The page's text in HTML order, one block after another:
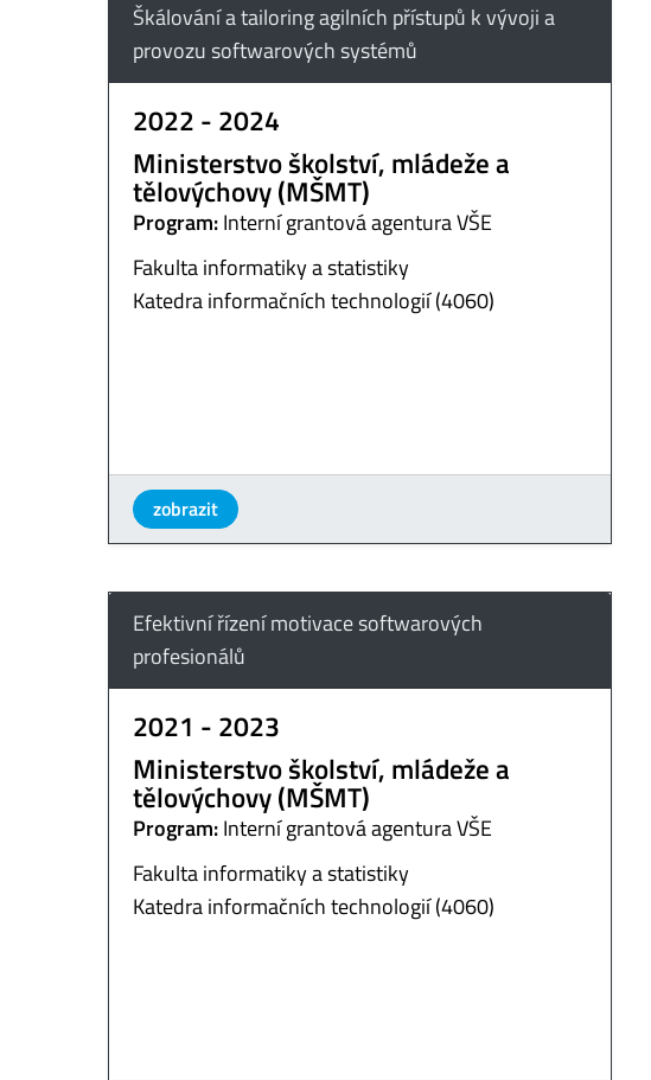
Škálování a tailoring agilních přístupů k vývoji a
provozu softwarových systémů
2022 - 2024
Ministerstvo školství, mládeže a
tělovýchovy (MŠMT)
Program:Interní grantová agentura VŠE
Fakulta informatiky a statistiky
Katedra informačních technologií (4060)
zobrazit
Efektivní řízení motivace softwarových
profesionálů
2021 - 2023
Ministerstvo školství, mládeže a
tělovýchovy (MŠMT)
Program:Interní grantová agentura VŠE
Fakulta informatiky a statistiky
Katedra informačních technologií (4060)